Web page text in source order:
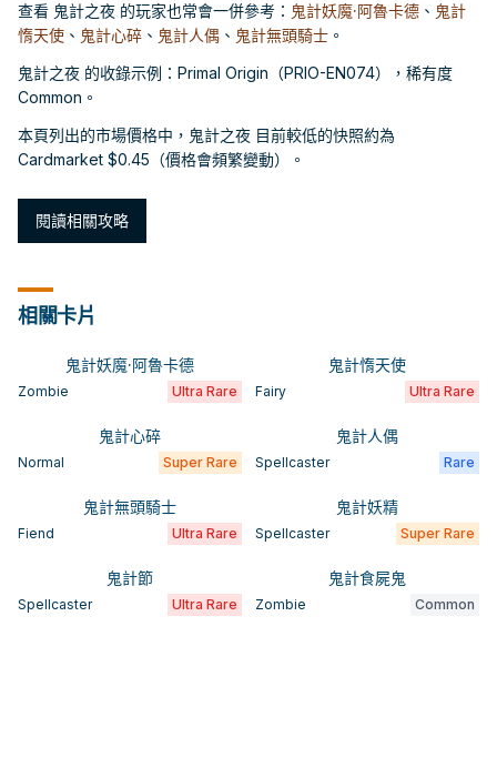
查看 鬼計之夜 的玩家也常會一併參考： 鬼計妖魔·阿魯卡德 、 鬼計
惰天使 、 鬼計心碎 、 鬼計人偶 、 鬼計無頭騎士 。
鬼計之夜 的收錄示例：Primal Origin（PRIO-EN074），稀有度
Common。
本頁列出的市場價格中，鬼計之夜 目前較低的快照約為
Cardmarket $0.45（價格會頻繁變動）。
閱讀相關攻略
相關卡片
鬼計妖魔·阿魯卡德
Zombie Ultra Rare
鬼計惰天使
Fairy Ultra Rare
鬼計心碎
Normal Super Rare
鬼計人偶
Spellcaster Rare
鬼計無頭騎士
Fiend Ultra Rare
鬼計妖精
Spellcaster Super Rare
鬼計節
Spellcaster Ultra Rare
鬼計食屍鬼
Zombie Common